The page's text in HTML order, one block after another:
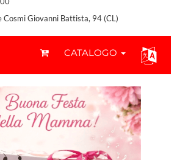
Cosmi Giovanni Battista, 94 (CL)
CATALOGO